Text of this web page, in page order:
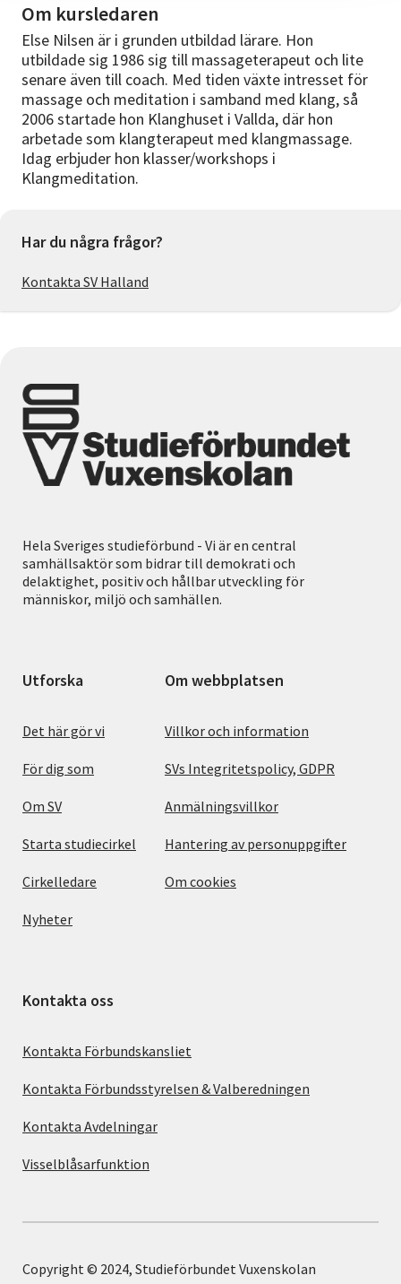
Om kursledaren
Else Nilsen är i grunden utbildad lärare. Hon
utbildade sig 1986 sig till massageterapeut och lite
senare även till coach. Med tiden växte intresset för
massage och meditation i samband med klang, så
2006 startade hon Klanghuset i Vallda, där hon
arbetade som klangterapeut med klangmassage.
Idag erbjuder hon klasser/workshops i
Klangmeditation.
Har du några frågor?
Kontakta SV Halland
Hela Sveriges studieförbund - Vi är en central
samhällsaktör som bidrar till demokrati och
delaktighet, positiv och hållbar utveckling för
människor, miljö och samhällen.
Utforska
Det här gör vi
För dig som
Om SV
Starta studiecirkel
Cirkelledare
Nyheter
Om webbplatsen
Villkor och information
SVs Integritetspolicy, GDPR
Anmälningsvillkor
Hantering av personuppgifter
Om cookies
Kontakta oss
Kontakta Förbundskansliet
Kontakta Förbundsstyrelsen & Valberedningen
Kontakta Avdelningar
Visselblåsarfunktion
Copyright © 2024, Studieförbundet Vuxenskolan